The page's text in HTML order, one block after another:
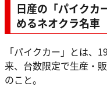
日産の「パイクカ
めるネオクラ名車
「パイクカー」とは、
来、台数限定で生産・
のこと。